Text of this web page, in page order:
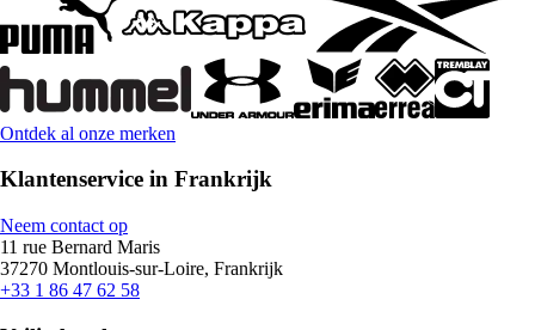
Ontdek al onze merken
Klantenservice in Frankrijk
Neem contact op
11 rue Bernard Maris
37270 Montlouis-sur-Loire, Frankrijk
+33 1 86 47 62 58